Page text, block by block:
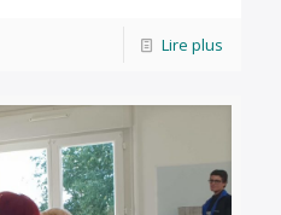
Lire plus